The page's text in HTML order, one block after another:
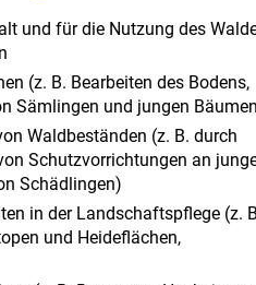
und für die Nutzung des
(z. B. Bearbeiten des Bodens,
Sämlingen und jungen
Waldbeständen (z. B. durch
Schutzvorrichtungen an
Schädlingen)
in der Landschaftspflege (z.
und Heideflächen,